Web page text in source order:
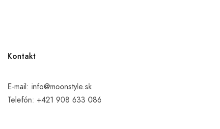
Kontakt
E-mail: info@moonstyle.sk
Telefón: +421 908 633 086